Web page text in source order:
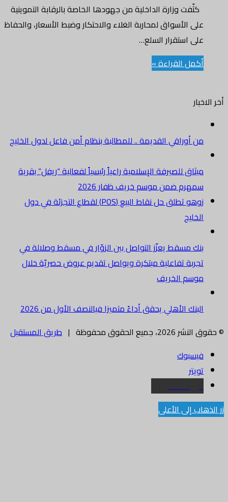
كثّفت وزارة الداخلية من جهودها الخاصة بالرقابة التموينية
على الأسواق لمحاربة الغلاء والاحتكار وضبط الأسعار، والحفاظ
على استقرار السلع…
أكمل القراءة »
أخر الاخبار
من أوراقي القديمة .. للمطالبة بنظام أمن فاعل لدول الخليج
ميثاق للصيرفة الإسلامية راعياً رئيسياً لفعالية “ريفل” بقرية
سمهرم ضمن موسم خريف ظفار 2026
زوهو تطلق حل نقاط البيع (POS) لقطاع التجزئة في دول
الخليج
بنك مسقط يعزّز التواصل بين الزوّار في مسقط وصلالة في
تجربة تفاعلية مبتكرة ويواصل تقديم عروض حصريّة خلال
موسم الخريف
البنك الأهلي يحقق أداءً متميزا فيالنصف الأول من 2026
© حقوق النشر 2026، جميع الحقوق محفوظة |
طريق المستقبل
فيسبوك
تويتر
البريد الالكتروني
زر الذهاب إلى الأعلى